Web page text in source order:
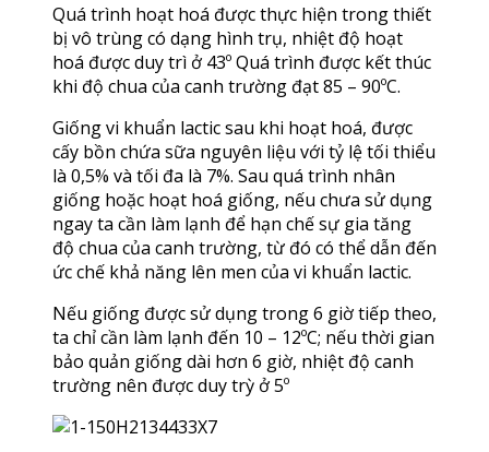
Quá trình hoạt hoá được thực hiện trong thiết
bị vô trùng có dạng hình trụ, nhiệt độ hoạt
hoá được duy trì ở 43º Quá trình được kết thúc
khi độ chua của canh trường đạt 85 – 90ºC.
Giống vi khuẩn lactic sau khi hoạt hoá, được
cấy bồn chứa sữa nguyên liệu với tỷ lệ tối thiểu
là 0,5% và tối đa là 7%. Sau quá trình nhân
giống hoặc hoạt hoá giống, nếu chưa sử dụng
ngay ta cần làm lạnh để hạn chế sự gia tăng
độ chua của canh trường, từ đó có thể dẫn đến
ức chế khả năng lên men của vi khuẩn lactic.
Nếu giống được sử dụng trong 6 giờ tiếp theo,
ta chỉ cần làm lạnh đến 10 – 12ºC; nếu thời gian
bảo quản giống dài hơn 6 giờ, nhiệt độ canh
trường nên được duy trỳ ở 5º